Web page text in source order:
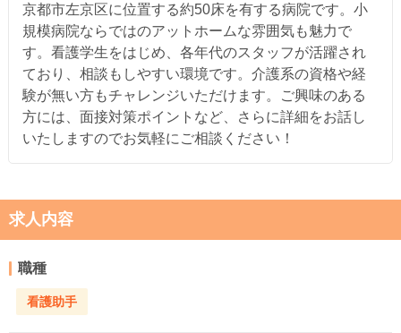
京都市左京区に位置する約50床を有する病院です。小
規模病院ならではのアットホームな雰囲気も魅力で
す。看護学生をはじめ、各年代のスタッフが活躍され
ており、相談もしやすい環境です。介護系の資格や経
験が無い方もチャレンジいただけます。ご興味のある
方には、面接対策ポイントなど、さらに詳細をお話し
いたしますのでお気軽にご相談ください！
求人内容
職種
看護助手